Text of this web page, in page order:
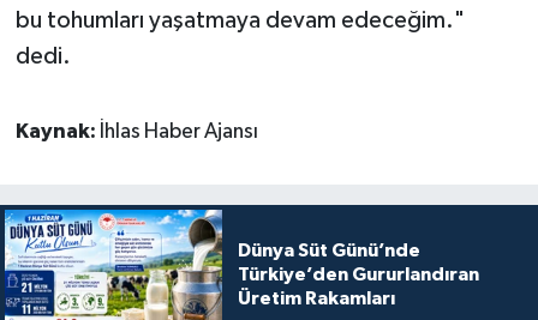
bu tohumları yaşatmaya devam edeceğim."
dedi.
Kaynak: İhlas Haber Ajansı
Dünya Süt Günü’nde
Türkiye’den Gururlandıran
Üretim Rakamları